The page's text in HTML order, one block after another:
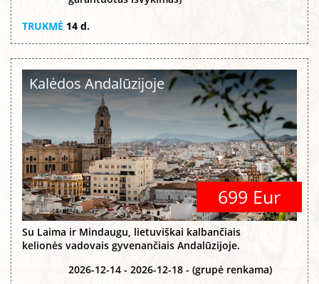
TRUKMĖ 14 d.
Kalėdos Andalūzijoje
699 Eur
Su Laima ir Mindaugu, lietuviškai kalbančiais
kelionės vadovais gyvenančiais Andalūzijoje.
2026-12-14 - 2026-12-18 - (grupė renkama)